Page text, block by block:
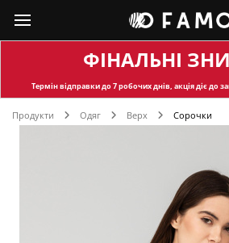
ФІНАЛЬНІ
Термін відправкидо 7 робочих днів, акція діє до
Продукти Одяг Верх Сорочки